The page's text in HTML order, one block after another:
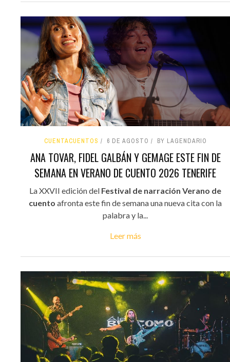
CUENTACUENTOS 6 DE AGOSTO BY LAGENDARIO
ANA TOVAR, FIDEL GALBÁN Y GEMAGE ESTE FIN DE
SEMANA EN VERANO DE CUENTO 2026 TENERIFE
La XXVII edición del Festival de narración Verano de
cuento afronta este fin de semana una nueva cita con la
palabra y la...
Leer más